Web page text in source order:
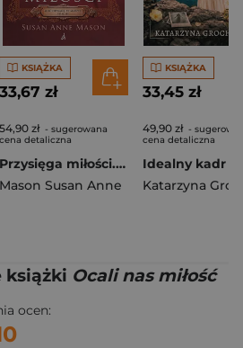
KSIĄŻKA
33,67 zł
54,90 zł - sugerowana
cena detaliczna
Przysięga miłości. Mieć odwagę, by marzyć. Tom 3 wyd. 2026
Mason Susan Anne
KSIĄŻKA
33,45 zł
49,90 zł -
cena detaliczna
Idealny kadr
książki Ocali nas miłość
ocen: